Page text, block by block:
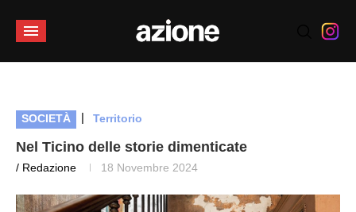
SOCIETÀ | Territorio
Nel Ticino delle storie dimenticate
/ Redazione 18 Novembre 2024